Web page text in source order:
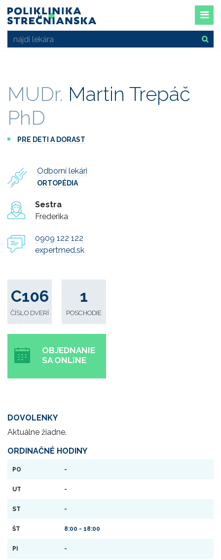
MUDr. Martin Trepáč
PhD
PRE DETI A DORAST
Odborní lekári
ORTOPÉDIA
Sestra
Frederika
0909 122 122
expertmed.sk
C106
ČÍSLO DVERÍ
1
POSCHODIE
OBJEDNANIE
SA ONLINE
DOVOLENKY
Aktuálne žiadne.
ORDINAČNÉ HODINY
PO -
UT -
ST -
ŠT 8:00 - 18:00
PI -